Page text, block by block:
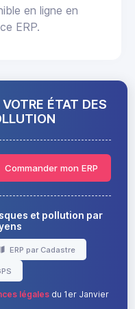
en ligne en
ERP.
ÉTAT DES
Commander mon ERP
et pollution par
ERP par Cadastre
légalesdu 1er Janvier